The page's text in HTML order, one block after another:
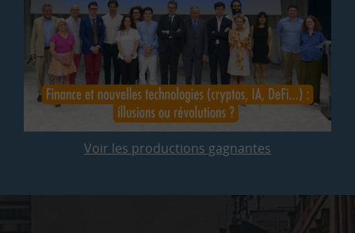
Voir les productions gagnantes